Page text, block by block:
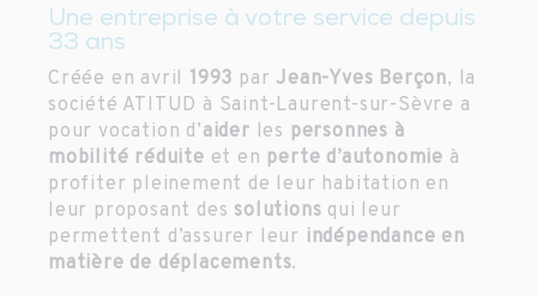
Une entreprise à votre service depuis
33 ans
Créée en avril 1993 parJean-Yves Berçon, la
société ATITUD à Saint-Laurent-sur-Sèvre a
pour vocation d’aider les personnes à
mobilité réduite et en perte d’autonomie à
profiter pleinement de leur habitation en
leur proposant des solutions qui leur
permettent d’assurer leur indépendance en
matière de déplacements.